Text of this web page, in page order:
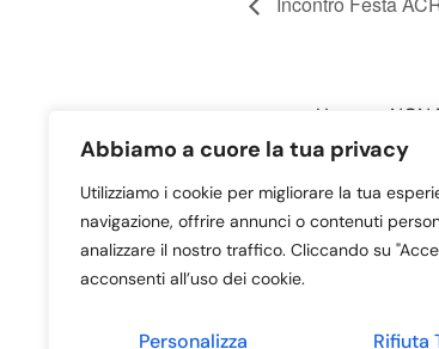
Abbiamo a cuore la tua privacy
Utilizziamo i cookie per migliorare la tua
navigazione, offrire annunci o contenuti
analizzare il nostro traffico. Cliccando su
acconsenti all’uso dei cookie.
Personalizza Rifiuta
Home – NON